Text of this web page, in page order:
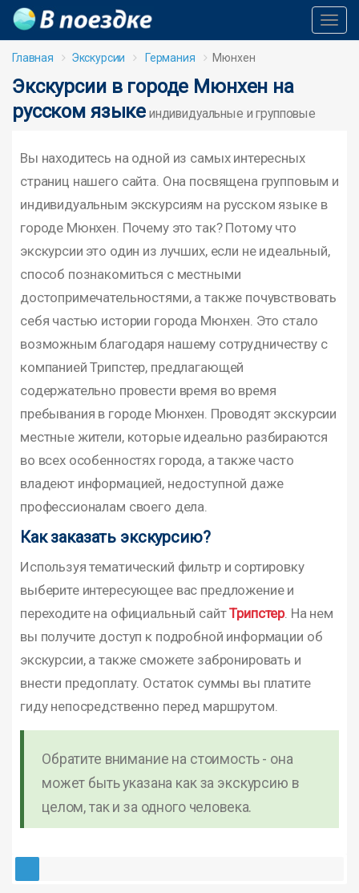
Главная Экскурсии Германия Мюнхен
Экскурсии в городе Мюнхен на
русском языке индивидуальные и групповые
Вы находитесь на одной из самых интересных
страниц нашего сайта. Она посвящена групповым и
индивидуальным экскурсиям на русском языке в
городе Мюнхен. Почему это так? Потому что
экскурсии это один из лучших, если не идеальный,
способ познакомиться с местными
достопримечательностями, а также почувствовать
себя частью истории города Мюнхен. Это стало
возможным благодаря нашему сотрудничеству с
компанией Трипстер, предлагающей
содержательно провести время во время
пребывания в городе Мюнхен. Проводят экскурсии
местные жители, которые идеально разбираются
во всех особенностях города, а также часто
владеют информацией, недоступной даже
профессионалам своего дела.
Как заказать экскурсию?
Используя тематический фильтр и сортировку
выберите интересующее вас предложение и
переходите на официальный сайтТрипстер. На нем
вы получите доступ к подробной информации об
экскурсии, а также сможете забронировать и
внести предоплату. Остаток суммы вы платите
гиду непосредственно перед маршрутом.
Обратите внимание на стоимость - она
может быть указана как за экскурсию в
целом, так и за одного человека.